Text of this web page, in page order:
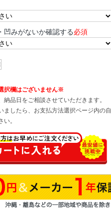
凹みがないか確認する必須
択欄はございません※
納品日をご相談させていただきます。
ましたら、お支払方法選択ページ内の自
。